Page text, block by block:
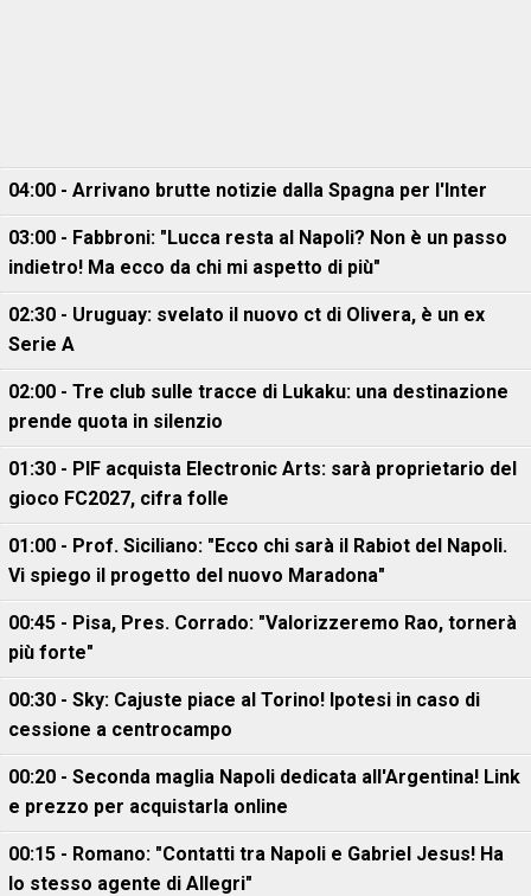
04:00 - Arrivano brutte notizie dalla Spagna per l'Inter
03:00 - Fabbroni: "Lucca resta al Napoli? Non è un passo
indietro! Ma ecco da chi mi aspetto di più"
02:30 - Uruguay: svelato il nuovo ct di Olivera, è un ex
Serie A
02:00 - Tre club sulle tracce di Lukaku: una destinazione
prende quota in silenzio
01:30 - PIF acquista Electronic Arts: sarà proprietario del
gioco FC2027, cifra folle
01:00 - Prof. Siciliano: "Ecco chi sarà il Rabiot del Napoli.
Vi spiego il progetto del nuovo Maradona"
00:45 - Pisa, Pres. Corrado: "Valorizzeremo Rao, tornerà
più forte"
00:30 - Sky: Cajuste piace al Torino! Ipotesi in caso di
cessione a centrocampo
00:20 - Seconda maglia Napoli dedicata all'Argentina! Link
e prezzo per acquistarla online
00:15 - Romano: "Contatti tra Napoli e Gabriel Jesus! Ha
lo stesso agente di Allegri"